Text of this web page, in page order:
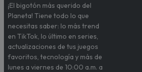
¡El bigotón más querido del
Planeta! Tiene todo lo que
necesitas saber: lo más trend
en TikTok, lo último en series,
actualizaciones de tus juegos
favoritos, tecnología y más de
lunes a viernes de 10:00 a.m. a